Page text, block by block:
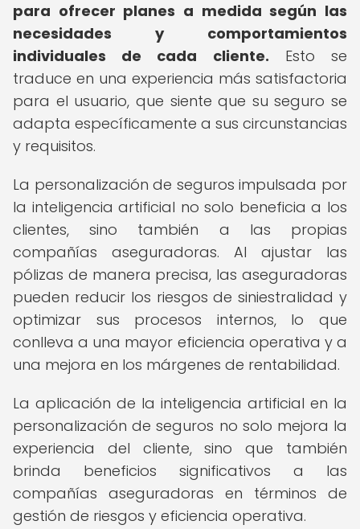
para ofrecer planes a medida según las
necesidades y comportamientos
individuales de cada cliente. Esto se
traduce en una experiencia más satisfactoria
para el usuario, que siente que su seguro se
adapta específicamente a sus circunstancias
y requisitos.
La personalización de seguros impulsada por
la inteligencia artificial no solo beneficia a los
clientes, sino también a las propias
compañías aseguradoras. Al ajustar las
pólizas de manera precisa, las aseguradoras
pueden reducir los riesgos de siniestralidad y
optimizar sus procesos internos, lo que
conlleva a una mayor eficiencia operativa y a
una mejora en los márgenes de rentabilidad.
La aplicación de la inteligencia artificial en la
personalización de seguros no solo mejora la
experiencia del cliente, sino que también
brinda beneficios significativos a las
compañías aseguradoras en términos de
gestión de riesgos y eficiencia operativa.